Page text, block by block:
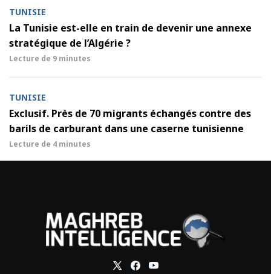
TUNISIE
La Tunisie est-elle en train de devenir une annexe
stratégique de l’Algérie ?
Lecture de 9 minutes
TUNISIE
Exclusif. Près de 70 migrants échangés contre des
barils de carburant dans une caserne tunisienne
Lecture de 4 minutes